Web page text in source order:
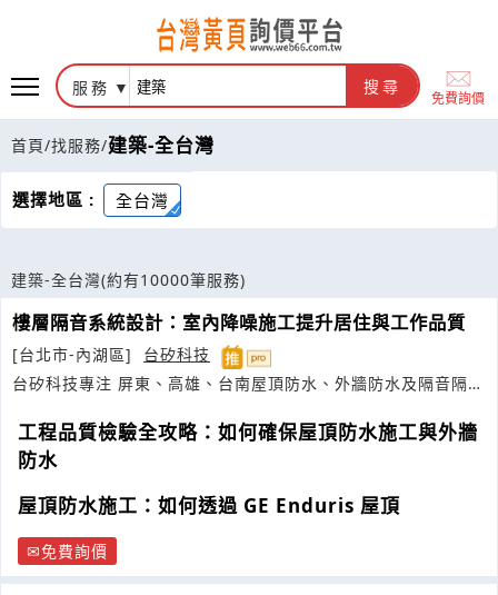
服務 搜尋
免費詢價
首頁/找服務/建築-全台灣
選擇地區 : 全台灣
建築-全台灣(約有10000筆服務)
樓層隔音系統設計：室內降噪施工提升居住與工作品質
[台北市-內湖區]
台矽科技
台矽科技專注 屏東、高雄、台南屋頂防水、外牆防水及隔音隔熱
工程品質檢驗全攻略：如何確保屋頂防水施工與外牆
防水
屋頂防水施工：如何透過 GE Enduris 屋頂
免費詢價